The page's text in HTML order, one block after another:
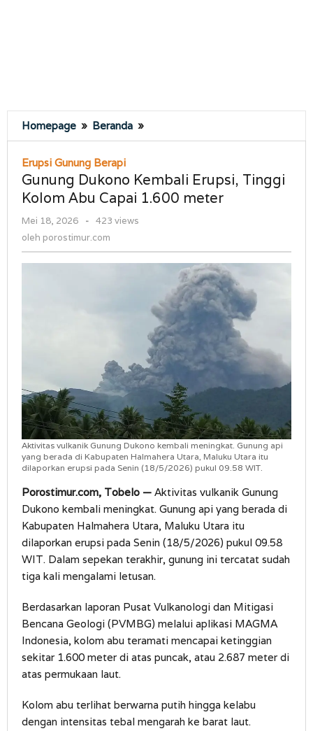
Homepage » Beranda »
Dukono
Erupsi,
Tinggi
Kolom
1.600
meter
Erupsi Gunung Berapi
Gunung Dukono Kembali Erupsi, Tinggi
Kolom Abu Capai 1.600 meter
Mei 18, 2026
oleh
- 423 views
oleh porostimur.com
Aktivitas vulkanik Gunung Dukono kembali meningkat. Gunung api
yang berada di Kabupaten Halmahera Utara, Maluku Utara itu
dilaporkan erupsi pada Senin (18/5/2026) pukul 09.58 WIT.
Porostimur.com, Tobelo — Aktivitas vulkanik Gunung
Dukono kembali meningkat. Gunung api yang berada di
Kabupaten Halmahera Utara, Maluku Utara itu
dilaporkan erupsi pada Senin (18/5/2026) pukul 09.58
WIT. Dalam sepekan terakhir, gunung ini tercatat sudah
tiga kali mengalami letusan.
Berdasarkan laporan Pusat Vulkanologi dan Mitigasi
Bencana Geologi (PVMBG) melalui aplikasi MAGMA
Indonesia, kolom abu teramati mencapai ketinggian
sekitar 1.600 meter di atas puncak, atau 2.687 meter di
atas permukaan laut.
Kolom abu terlihat berwarna putih hingga kelabu
dengan intensitas tebal mengarah ke barat laut.